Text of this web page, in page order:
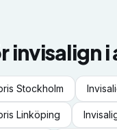
invisaligni
Stockholm
Linköping